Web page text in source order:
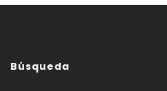
Búsqueda